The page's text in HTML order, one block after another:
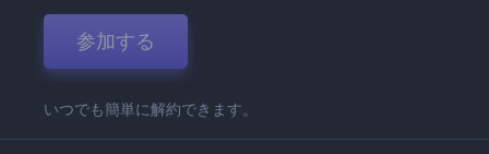
参加する
いつでも簡単に解約できます。